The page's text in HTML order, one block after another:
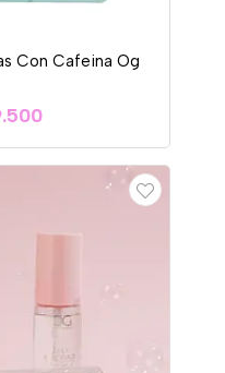
Con Cafeina Og